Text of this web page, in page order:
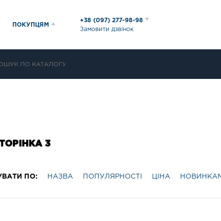
ПОКУПЦЯМ
+38 (097) 277-98-98
Замовити дзвінок
3
ПО: НАЗВА ПОПУЛЯРНОСТІ ЦІНА